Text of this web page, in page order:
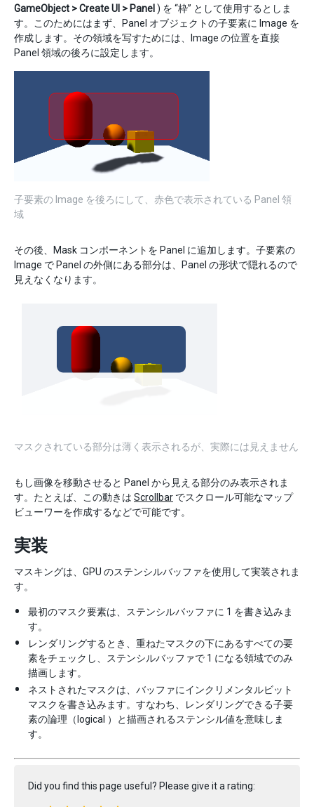
GameObject > Create UI > Panel ) を “枠” として使用するとしま
す。このためにはまず、Panel オブジェクトの子要素に Image を
作成します。その領域を写すためには、Image の位置を直接
Panel 領域の後ろに設定します。
子要素の Image を後ろにして、赤色で表示されている Panel 領
域
その後、Mask コンポーネントを Panel に追加します。子要素の
Image で Panel の外側にある部分は、Panel の形状で隠れるので
見えなくなります。
マスクされている部分は薄く表示されるが、実際には見えません
もし画像を移動させると Panel から見える部分のみ表示されま
す。たとえば、この動きは Scrollbar でスクロール可能なマップ
ビューワーを作成するなどで可能です。
実装
マスキングは、GPU のステンシルバッファを使用して実装されま
す。
最初のマスク要素は、ステンシルバッファに 1 を書き込みま
す。
レンダリングするとき、重ねたマスクの下にあるすべての要
素をチェックし、ステンシルバッファで 1 になる領域でのみ
描画します。
ネストされたマスクは、バッファにインクリメンタルビット
マスクを書き込みます。すなわち、レンダリングできる子要
素の論理（logical ）と描画されるステンシル値を意味しま
す。
Did you find this page useful? Please give it a rating: